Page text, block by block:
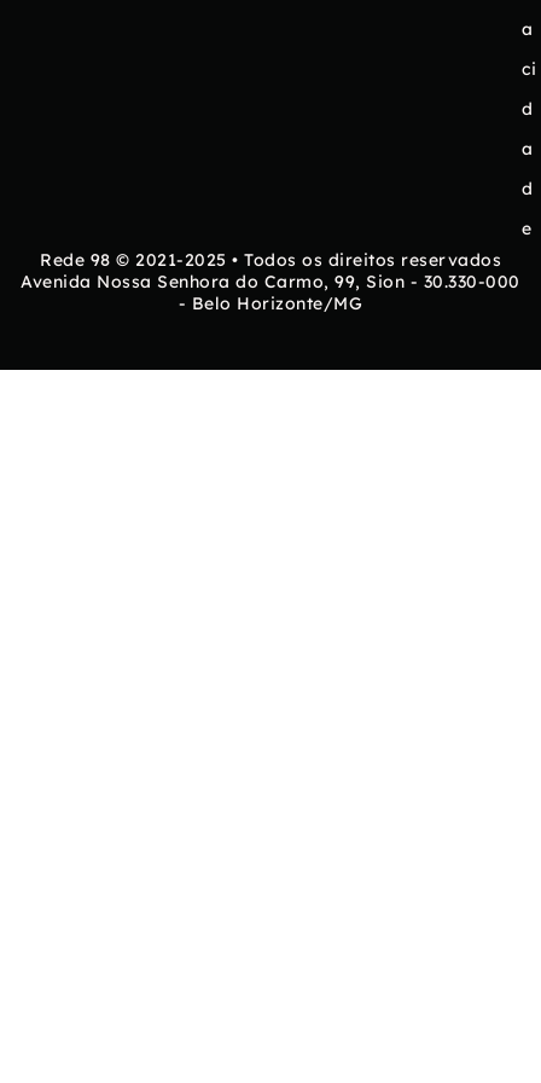
a
ci
d
a
d
e
Rede 98 © 2021-2025 • Todos os direitos reservados
Avenida Nossa Senhora do Carmo, 99, Sion - 30.330-000
- Belo Horizonte/MG